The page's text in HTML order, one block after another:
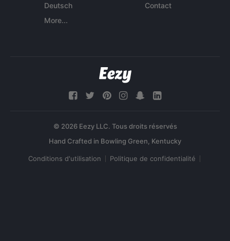
Deutsch
More...
Contact
© 2026 Eezy LLC. Tous droits réservés
Conditions d'utilisation Politique de confidentialité